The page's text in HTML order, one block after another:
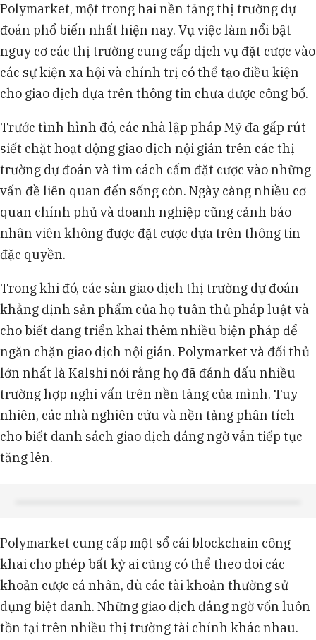
Polymarket, một trong hai nền tảng thị trường dự
đoán phổ biến nhất hiện nay. Vụ việc làm nổi bật
nguy cơ các thị trường cung cấp dịch vụ đặt cược vào
các sự kiện xã hội và chính trị có thể tạo điều kiện
cho giao dịch dựa trên thông tin chưa được công bố.
Trước tình hình đó, các nhà lập pháp Mỹ đã gấp rút
siết chặt hoạt động giao dịch nội gián trên các thị
trường dự đoán và tìm cách cấm đặt cược vào những
vấn đề liên quan đến sống còn. Ngày càng nhiều cơ
quan chính phủ và doanh nghiệp cũng cảnh báo
nhân viên không được đặt cược dựa trên thông tin
đặc quyền.
Trong khi đó, các sàn giao dịch thị trường dự đoán
khẳng định sản phẩm của họ tuân thủ pháp luật và
cho biết đang triển khai thêm nhiều biện pháp để
ngăn chặn giao dịch nội gián. Polymarket và đối thủ
lớn nhất là Kalshi nói rằng họ đã đánh dấu nhiều
trường hợp nghi vấn trên nền tảng của mình. Tuy
nhiên, các nhà nghiên cứu và nền tảng phân tích
cho biết danh sách giao dịch đáng ngờ vẫn tiếp tục
tăng lên.
Polymarket cung cấp một sổ cái blockchain công
khai cho phép bất kỳ ai cũng có thể theo dõi các
khoản cược cá nhân, dù các tài khoản thường sử
dụng biệt danh. Những giao dịch đáng ngờ vốn luôn
tồn tại trên nhiều thị trường tài chính khác nhau.